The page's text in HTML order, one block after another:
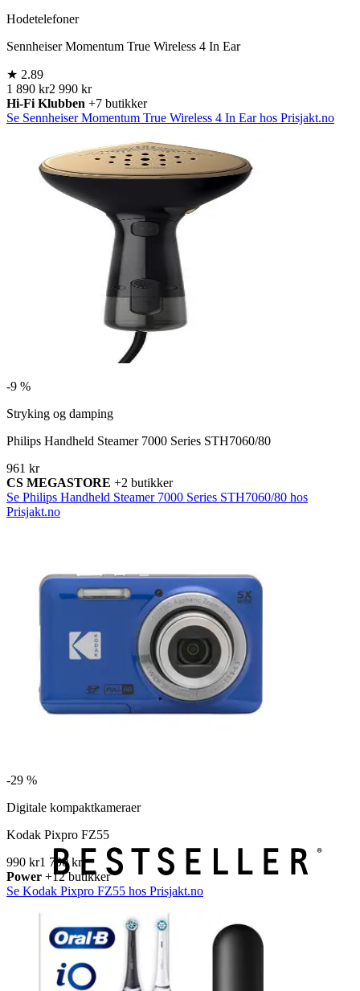
Hodetelefoner
Sennheiser Momentum True Wireless 4 In Ear
★ 2.89
1 890 kr2 990 kr
Hi-Fi Klubben +7 butikker
Se Sennheiser Momentum True Wireless 4 In Ear hos Prisjakt.no
-9 %
Stryking og damping
Philips Handheld Steamer 7000 Series STH7060/80
961 kr
CS MEGASTORE +2 butikker
Se Philips Handheld Steamer 7000 Series STH7060/80 hos
Prisjakt.no
-29 %
Digitale kompaktkameraer
Kodak Pixpro FZ55
990 kr1 790 kr
Power +12 butikker
Se Kodak Pixpro FZ55 hos Prisjakt.no